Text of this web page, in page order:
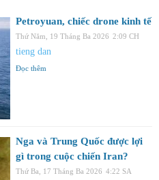
Petroyuan, chiếc drone kinh tế
Thứ Năm, 19 Tháng Ba 2026 2:09 CH
tieng dan
Đọc thêm
Nga và Trung Quốc được lợi
gì trong cuộc chiến Iran?
Thứ Ba, 17 Tháng Ba 2026 4:22 SA